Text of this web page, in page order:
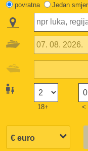
povratna Jedan smjer
18+ <